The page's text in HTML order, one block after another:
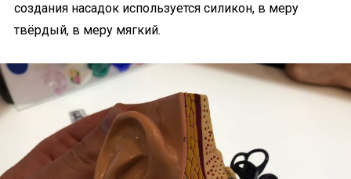
создания насадок используется силикон, в меру
твёрдый, в меру мягкий.